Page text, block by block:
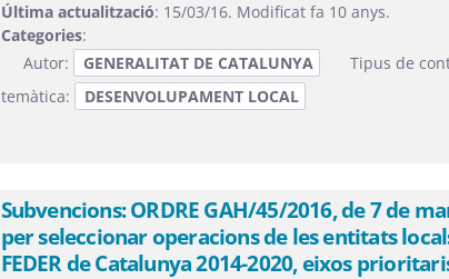
Última actualització: 15/03/16. Modificat fa 10 anys.
Categories:
Autor:
GENERALITAT DE CATALUNYA Tipus de
temàtica:
DESENVOLUPAMENT LOCAL
Subvencions: ORDRE GAH/45/2016, de 7 de
per seleccionar operacions de les entitats
FEDER de Catalunya 2014-2020, eixos